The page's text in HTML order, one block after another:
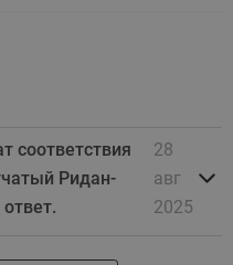
соответствия
Ридан-
28
авг
2025